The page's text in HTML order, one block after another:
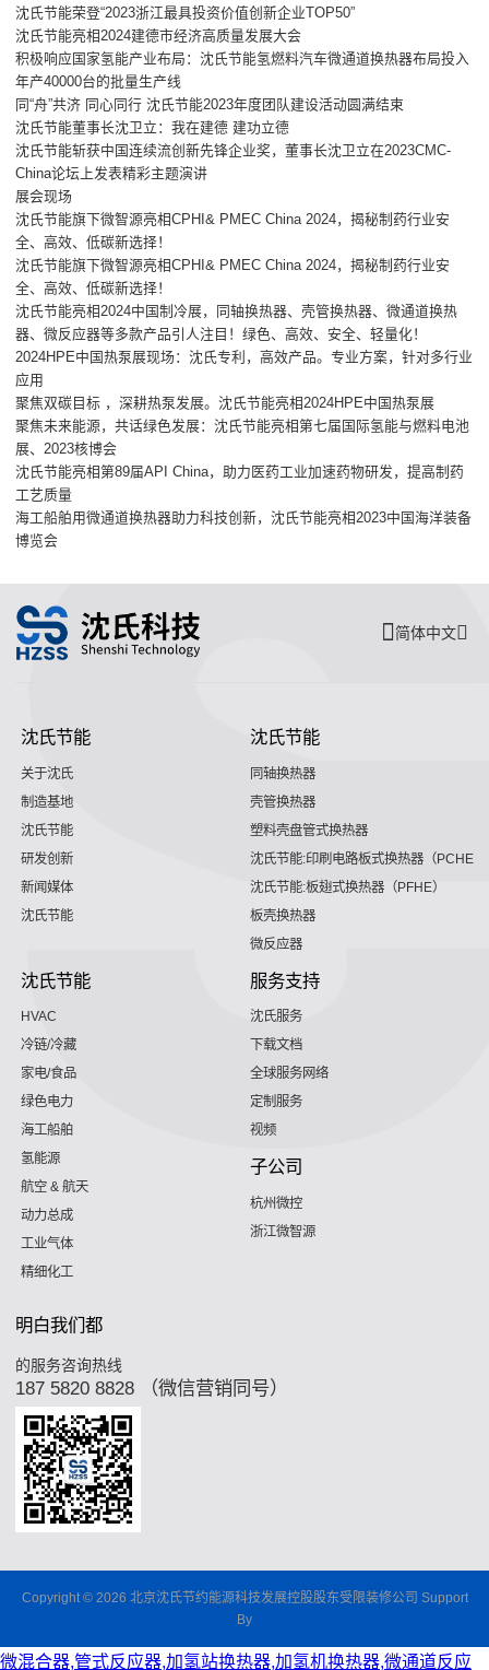
沈氏节能荣登“2023浙江最具投资价值创新企业TOP50”
沈氏节能亮相2024建德市经济高质量发展大会
积极响应国家氢能产业布局：沈氏节能氢燃料汽车微通道换热器布局投入
年产40000台的批量生产线
同“舟”共济 同心同行 沈氏节能2023年度团队建设活动圆满结束
沈氏节能董事长沈卫立：我在建德 建功立德
沈氏节能斩获中国连续流创新先锋企业奖，董事长沈卫立在2023CMC-
China论坛上发表精彩主题演讲
展会现场
沈氏节能旗下微智源亮相CPHI& PMEC China 2024，揭秘制药行业安
全、高效、低碳新选择！
沈氏节能旗下微智源亮相CPHI& PMEC China 2024，揭秘制药行业安
全、高效、低碳新选择！
沈氏节能亮相2024中国制冷展，同轴换热器、壳管换热器、微通道换热
器、微反应器等多款产品引人注目！绿色、高效、安全、轻量化！
2024HPE中国热泵展现场：沈氏专利，高效产品。专业方案，针对多行业
应用
聚焦双碳目标 ，深耕热泵发展。沈氏节能亮相2024HPE中国热泵展
聚焦未来能源，共话绿色发展：沈氏节能亮相第七届国际氢能与燃料电池
展、2023核博会
沈氏节能亮相第89届API China，助力医药工业加速药物研发，提高制药
工艺质量
海工船舶用微通道换热器助力科技创新，沈氏节能亮相2023中国海洋装备
博览会
简体中文
沈氏节能
关于沈氏
制造基地
沈氏节能
研发创新
新闻媒体
沈氏节能
沈氏节能
同轴换热器
壳管换热器
塑料壳盘管式换热器
沈氏节能:印刷电路板式换热器（PCHE）
沈氏节能:板翅式换热器（PFHE）
板壳换热器
微反应器
沈氏节能
HVAC
冷链/冷藏
家电/食品
绿色电力
海工船舶
氢能源
航空 & 航天
动力总成
工业气体
精细化工
服务支持
沈氏服务
下载文档
全球服务网络
定制服务
视频
子公司
杭州微控
浙江微智源
明白我们都
的服务咨询热线
187 5820 8828 （微信营销同号）
Copyright © 2026 北京沈氏节约能源科技发展控股股东受限装修公司 Support
By
微混合器,管式反应器,加氢站换热器,加氢机换热器,微通道反应